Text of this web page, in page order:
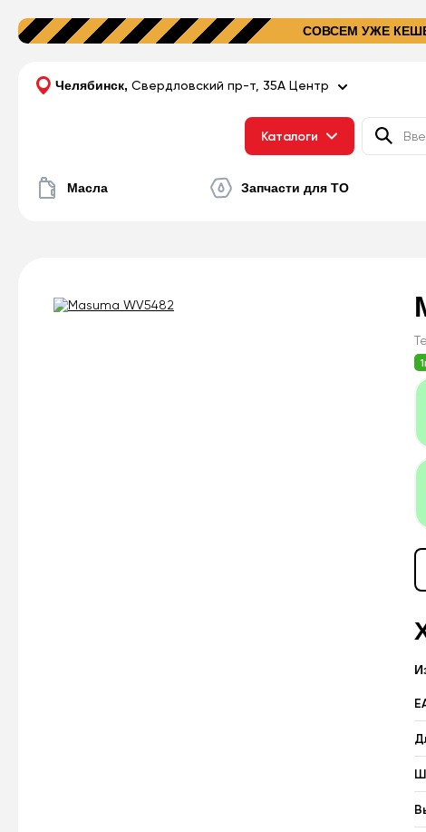
СОВСЕМ УЖЕ
Челябинск, Свердловский пр-т, 35А Центр
Каталоги
Масла Запчасти для ТО